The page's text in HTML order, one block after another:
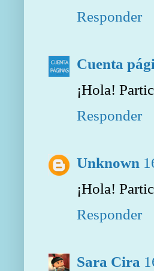
Responder
Cuenta
¡Hola!
Responder
Unknown
¡Hola!
Responder
Sara Cira